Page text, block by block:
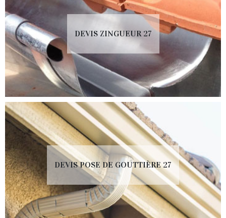
DEVIS ZINGUEUR 27
DEVIS POSE DE GOUTTIÈRE 27